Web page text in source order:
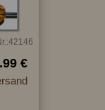
€